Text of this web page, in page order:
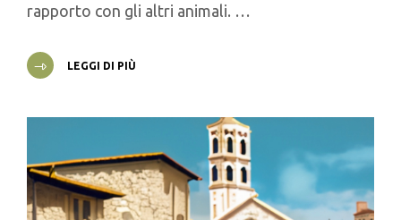
rapporto con gli altri animali. …
LEGGI DI PIÙ